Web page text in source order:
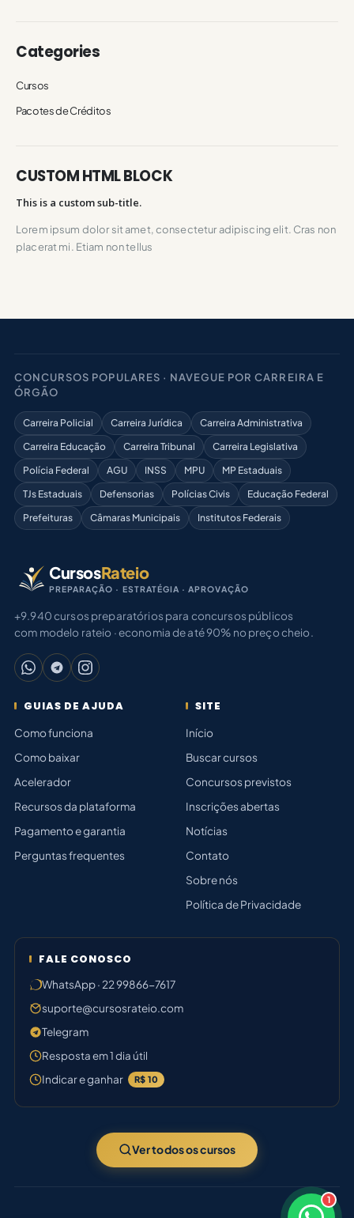
Categories
Cursos
Pacotes de Créditos
CUSTOM HTML BLOCK
This is a custom sub-title.
Lorem ipsum dolor sit amet, consectetur adipiscing elit. Cras non
placerat mi. Etiam non tellus
× 1
CONCURSOS POPULARES · NAVEGUE POR CARREIRA E
ÓRGÃO
Carreira Policial Carreira Jurídica
Carreira Administrativa
Carreira Educação
Carreira Tribunal
Carreira Legislativa
Polícia Federal
AGU INSS MPU
MP Estaduais
TJs Estaduais
Defensorias Polícias Civis
Educação Federal
Prefeituras
Câmaras Municipais Institutos Federais
CursosRateio
PREPARAÇÃO · ESTRATÉGIA · APROVAÇÃO
+9.940 cursos preparatórios para concursos públicos
com modelo rateio · economia de até 90% no preço cheio.
GUIAS DE AJUDA
Como funciona
Como baixar
Acelerador
Recursos da plataforma
Pagamento e garantia
Perguntas frequentes
SITE
Início
Buscar cursos
Concursos previstos
Inscrições abertas
Notícias
Contato
Sobre nós
Política de Privacidade
FALE CONOSCO
WhatsApp · 22 99866-7617
suporte@cursosrateio.com
Telegram
Resposta em 1 dia útil
Indicar e ganhar
R$ 10
Ver todos os cursos